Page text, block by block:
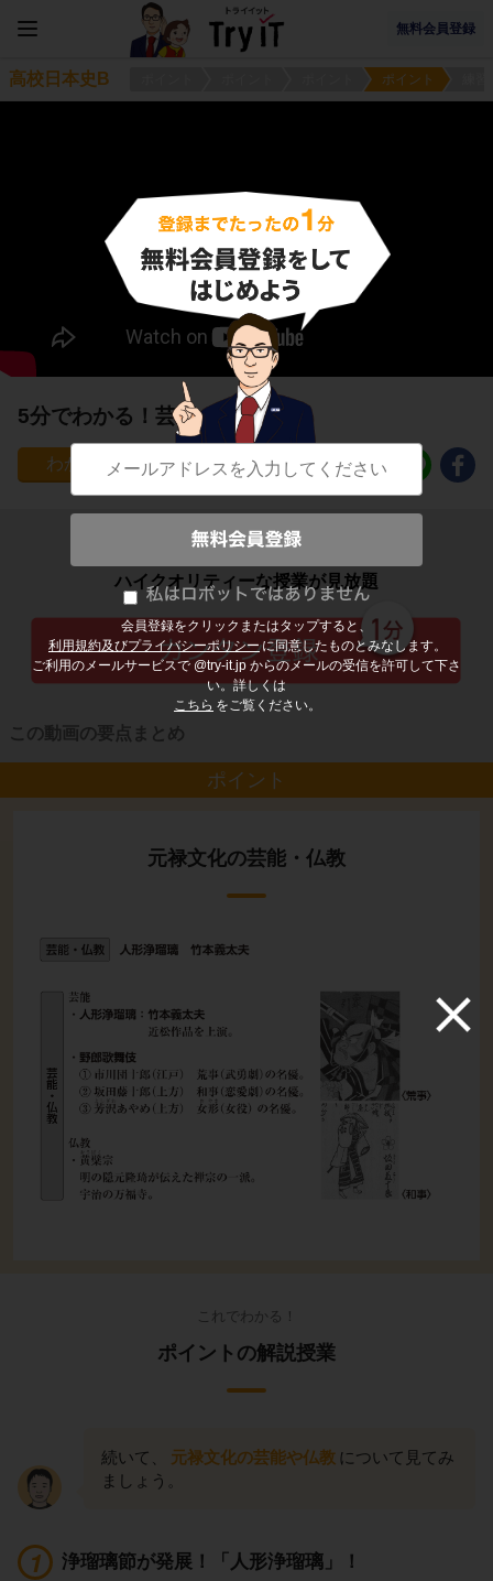
無料会員登録
会員登録をクリックまたはタップすると、
利用規約及びプライバシーポリシー に同意したものとみなします。
ご利用のメールサービスで @try-it.jp からのメールの受信を許可して下さ
い。詳しくは
こちら をご覧ください。
高校日本史B ポイント
5分でわかる！芸能・仏教
14
子どもの勉強から大人の学び直しまで
ハイクオリティーな授業が見放題
この動画の要点まとめ
ポイント
元禄文化の芸能・仏教
これでわかる！
ポイントの解説授業
続いて、 元禄文化の芸能や仏教 について見てみ
ましょう。
浄瑠璃節が発展！「人形浄瑠璃」！